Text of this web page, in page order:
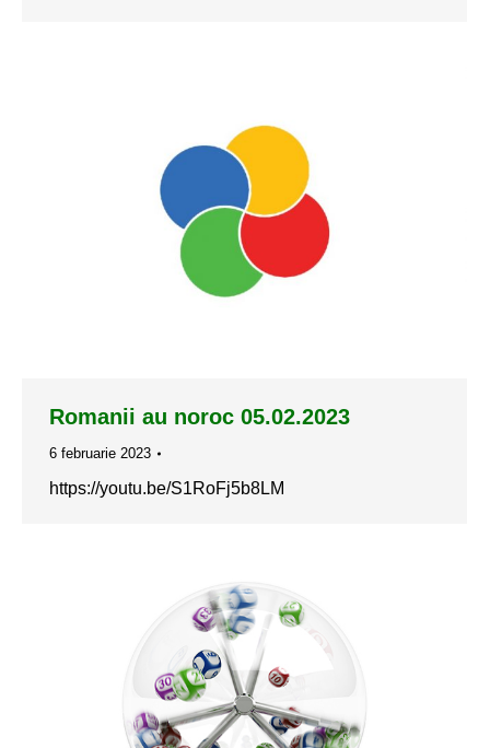
Romanii au noroc 05.02.2023
6 februarie 2023
https://youtu.be/S1RoFj5b8LM